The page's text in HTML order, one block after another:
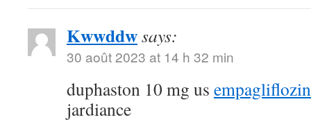
Kwwddwsays:
30 août 2023 at 14 h 32 min
duphaston 10 mg us
jardiance